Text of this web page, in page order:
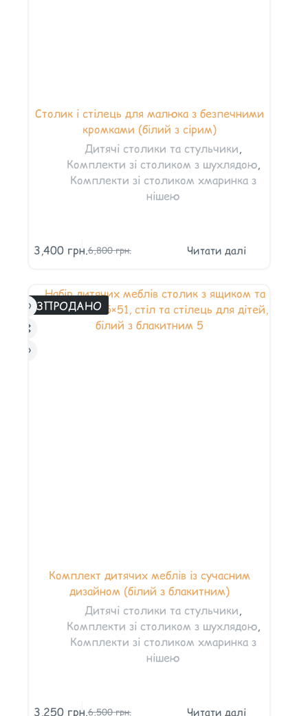
Столик і стілець для малюка з безпечними
кромками (білий з сірим)
Дитячі столики та стульчики,
Комплекти зі столиком з шухлядою,
Комплекти зі столиком хмаринка з
нішею
6,800грн.
3,400 грн. Читати далі
РОЗПРОДАНО
Комплект дитячих меблів із сучасним
дизайном (білий з блакитним)
Дитячі столики та стульчики,
Комплекти зі столиком з шухлядою,
Комплекти зі столиком хмаринка з
нішею
6,500грн.
3,250 грн. Читати далі